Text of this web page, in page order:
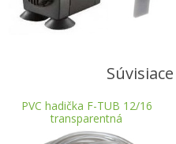
PVC hadička F-TUB 12/16
transparentná